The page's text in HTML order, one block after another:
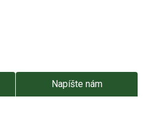
Napíšte nám